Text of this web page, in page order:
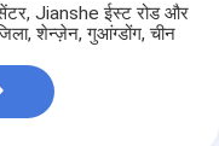
Jianshe ईस्ट रोड और
शेन्ज़ेन, गुआंग्डोंग, चीन